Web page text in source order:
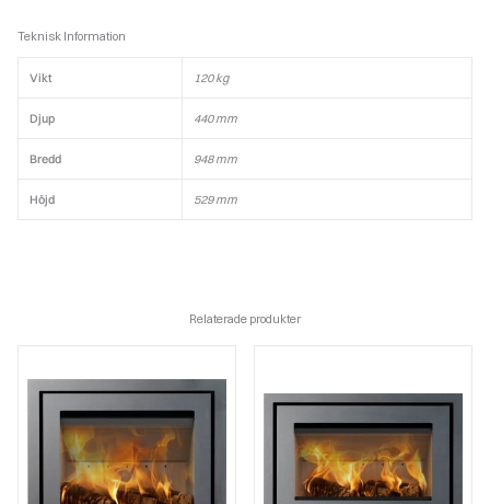
Teknisk Information
Vikt 120 kg
Djup 440 mm
Bredd 948 mm
Höjd 529 mm
Relaterade produkter